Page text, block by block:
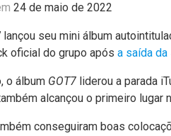
24 de maio de 2022
lançou seu mini álbum
oficial do grupo após a saída da
o álbum GOT7 liderou a parada
alcançou o primeiro lugar
conseguiram boas